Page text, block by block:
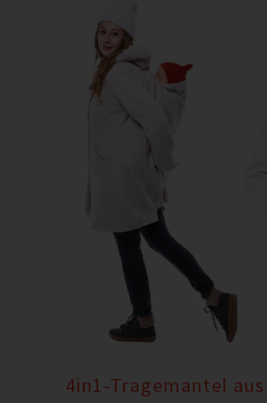
4in1-Tragemantel aus